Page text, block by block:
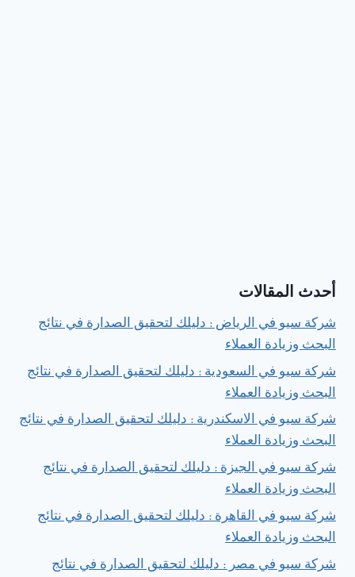
أحدث المقالات
شركة سيو في الرياض : دليلك لتحقيق الصدارة في نتائج
البحث وزيادة العملاء
شركة سيو في السعودية : دليلك لتحقيق الصدارة في نتائج
البحث وزيادة العملاء
شركة سيو في الاسكندرية : دليلك لتحقيق الصدارة في نتائج
البحث وزيادة العملاء
شركة سيو في الجيزة : دليلك لتحقيق الصدارة في نتائج
البحث وزيادة العملاء
شركة سيو في القاهرة : دليلك لتحقيق الصدارة في نتائج
البحث وزيادة العملاء
شركة سيو في مصر : دليلك لتحقيق الصدارة في نتائج